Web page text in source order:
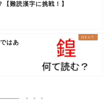
【難読漢字に挑戦！】
はあ